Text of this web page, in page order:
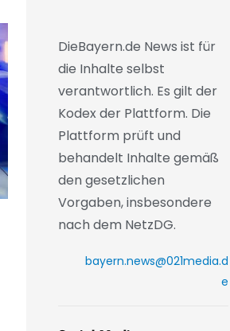
Fünf Schwerverletzte bei
DieBayern.de News ist für
die Inhalte selbst
verantwortlich. Es gilt der
Kodex der Plattform. Die
Plattform prüft und
behandelt Inhalte gemäß
den gesetzlichen
Vorgaben, insbesondere
nach dem NetzDG.
bayern.news@021media.d
e